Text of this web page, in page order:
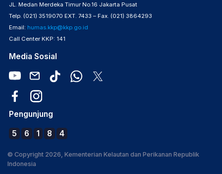
JL. Medan Merdeka Timur No.16 Jakarta Pusat
Telp. (021) 3519070 EXT. 7433 – Fax. (021) 3864293
Email: humas.kkp@kkp.go.id
Call Center KKP: 141
Media Sosial
Pengunjung
5 6 1 8 4
© Copyright 2026, Kementerian Kelautan dan Perikanan Republik
Indonesia